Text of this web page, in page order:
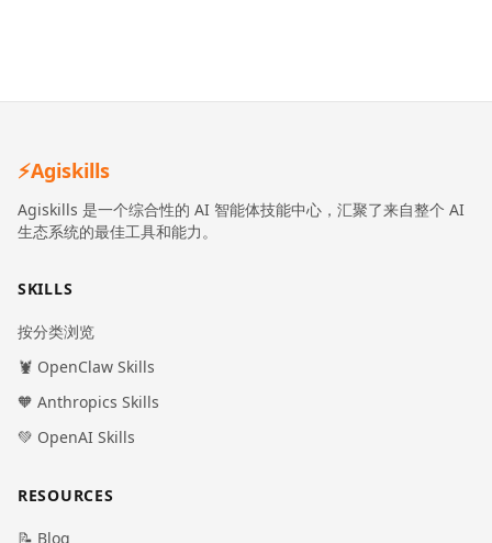
⚡Agiskills
Agiskills 是一个综合性的 AI 智能体技能中心，汇聚了来自整个 AI
生态系统的最佳工具和能力。
SKILLS
按分类浏览
🦞 OpenClaw Skills
🧡 Anthropics Skills
💚 OpenAI Skills
RESOURCES
📝 Blog